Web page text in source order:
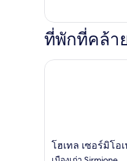
ส่วน
เกี่ยว
กับ
ห้อง
เห็น
ที่พักที่คล้า
โฮ
เทล
โฮเทล เซอร์มิโอเ
โฮเทล เซอร์มิโอเน